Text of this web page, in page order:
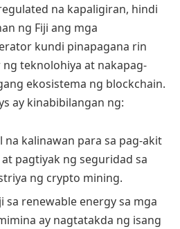
na kapaligiran, hindi
ng Fiji ang mga
kundi pinapagana rin
teknolohiya at nakapag-
ekosistema ng blockchain.
ay kinabibilangan ng:
na kalinawan para sa pag-akit
pagtiyak ng seguridad sa
ng crypto mining.
sa renewable energy sa mga
ay nagtatakda ng isang